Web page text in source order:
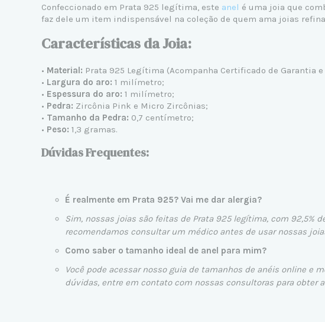
Confeccionado em Prata 925 legítima, este anel é uma joia que
faz dele um item indispensável na coleção de quem ama joias
Características da Joia:
• Material: Prata 925 Legítima (Acompanha Certificado de Garantia
• Largura do aro: 1 milímetro;
• Espessura do aro: 1 milímetro;
• Pedra: Zircônia Pink e Micro Zircônias;
• Tamanho da Pedra: 0,7 centímetro;
• Peso: 1,3 gramas.
Dúvidas Frequentes:
É realmente em Prata 925? Vai me dar alergia?
Sim, nossas joias são feitas de Prata 925 legítima, com 92,5%
recomendamos consultar um médico antes de usar nossas
Como saber o tamanho ideal de anel para mim?
Você pode acessar nosso guia de tamanhos de anéis online e
dúvidas, entre em contato com nossas consultoras para obter